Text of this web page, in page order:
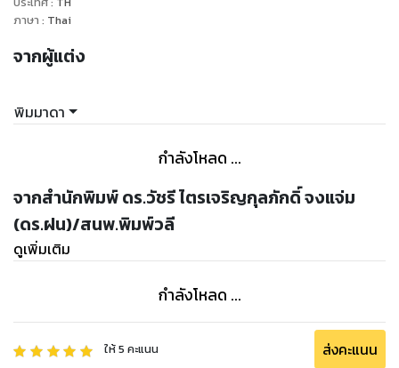
รวบรวมเอาความรู้และเมนูในการปรุงอาหารที่มีเครื่องเทศเป็นองค์
ภาษา : Thai
จากผู้แต่ง
พิมมาดา
กำลังโหลด ...
จากสำนักพิมพ์ ดร.วัชรี ไตรเจริญกุลภักดิ์ จงแจ่ม
(ดร.ฝน)/สนพ.พิมพ์วลี
ดูเพิ่มเติม
กำลังโหลด ...
ให้5 คะแนน ส่งคะแนน